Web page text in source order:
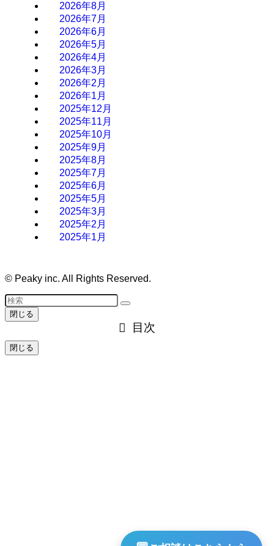
2026年8月
2026年7月
2026年6月
2026年5月
2026年4月
2026年3月
2026年2月
2026年1月
2025年12月
2025年11月
2025年10月
2025年9月
2025年8月
2025年7月
2025年6月
2025年5月
2025年3月
2025年2月
2025年1月
© Peaky inc. All Rights Reserved.
閉じる
目次
閉じる